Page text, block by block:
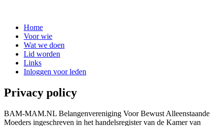
Home
Voor wie
Wat we doen
Lid worden
Links
Inloggen voor leden
Privacy policy
BAM-MAM.NL Belangenvereniging Voor Bewust Alleenstaande
Moeders ingeschreven in het handelsregister van de Kamer van